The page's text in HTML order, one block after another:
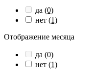
да (0)
нет (1)
Отображение месяца
да (0)
нет (1)